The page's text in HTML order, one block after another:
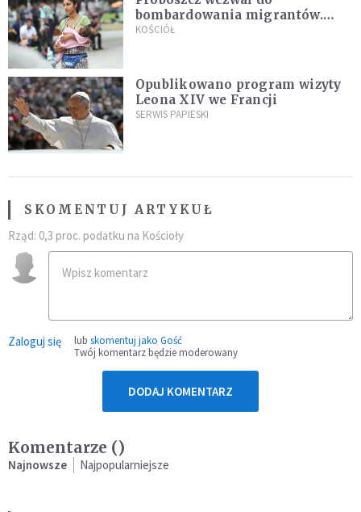
bombardowania migrantów.
"Masowy ogień przeciwko
KOŚCIÓŁ
Opublikowano program wizyty
Leona XIV we Francji
SERWIS PAPIESKI
SKOMENTUJ ARTYKUŁ
Rząd: 0,3 proc. podatku na Kościoły
Zaloguj się lub skomentuj jako Gość
Twój komentarz będzie moderowany
DODAJ KOMENTARZ
Komentarze ()
Najnowsze Najpopularniejsze